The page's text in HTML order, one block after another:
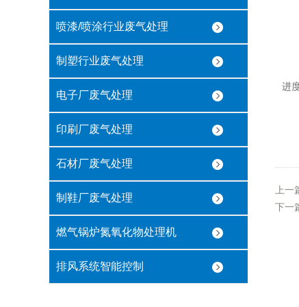
喷漆/喷涂行业废气处理
制塑行业废气处理
电子厂废气处理
印刷厂废气处理
石材厂废气处理
制鞋厂废气处理
燃气锅炉氮氧化物处理机
排风系统智能控制
2
3
4
进
5
6
上一
下一